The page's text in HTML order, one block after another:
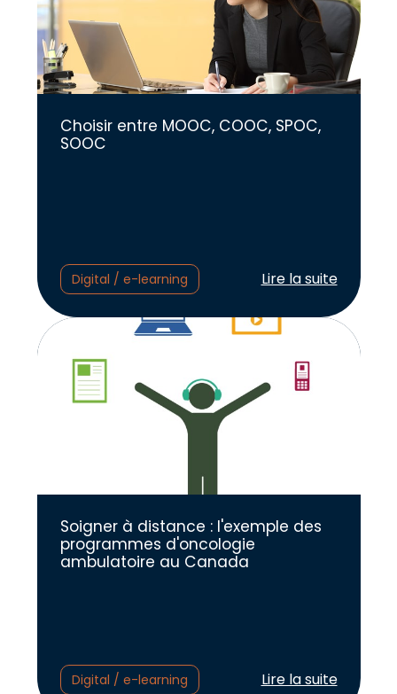
Choisir entre MOOC, COOC, SPOC,
SOOC
Digital / e-learning Lire l'article :
Lire la suite
Soigner à distance : l'exemple des
programmes d'oncologie
ambulatoire au Canada
Digital / e-learning Lire l'article :
Lire la suite